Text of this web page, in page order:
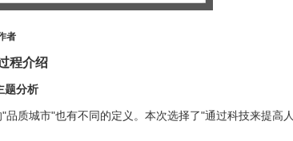
者
程介绍
题分析
质城市"也有不同的定义。本次选择了"通过科技来提高人